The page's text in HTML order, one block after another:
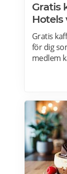
Gratis
Hotels
Gratis
för dig
medlem
hotell i
kaffe.